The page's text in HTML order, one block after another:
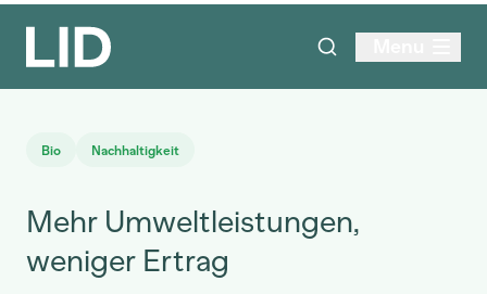
Bio Nachhaltigkeit
Mehr Umweltleistungen,
weniger Ertrag